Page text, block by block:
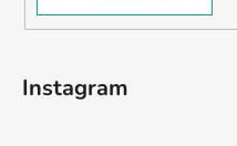
Instagram